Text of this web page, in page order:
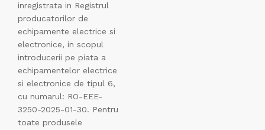
inregistrata in Registrul
producatorilor de
echipamente electrice si
electronice, in scopul
introducerii pe piata a
echipamentelor electrice
si electronice de tipul 6,
cu numarul: RO-EEE-
3250-2025-01-30. Pentru
toate produsele